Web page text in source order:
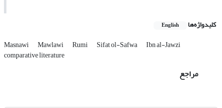
کلیدواژه‌ها English
Masnawi Mawlawi Rumi Sifat ol-Safwa Ibn al-Jawzi
comparative literature
مراجع